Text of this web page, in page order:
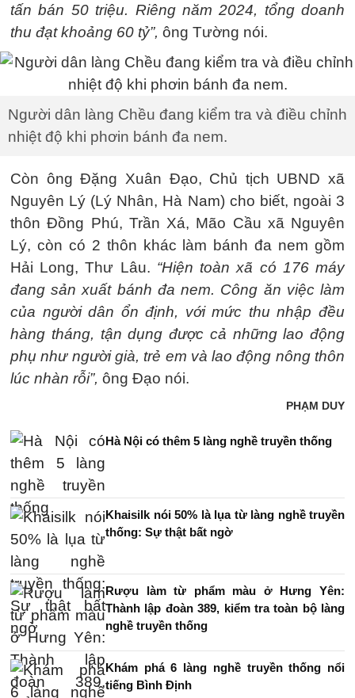
tấn bán 50 triệu. Riêng năm 2024, tổng doanh
thu đạt khoảng 60 tỷ”, ông Tường nói.
Người dân làng Chều đang kiểm tra và điều chỉnh
nhiệt độ khi phơin bánh đa nem.
Còn ông Đặng Xuân Đạo, Chủ tịch UBND xã
Nguyên Lý (Lý Nhân, Hà Nam) cho biết, ngoài 3
thôn Đồng Phú, Trần Xá, Mão Cầu xã Nguyên
Lý, còn có 2 thôn khác làm bánh đa nem gồm
Hải Long, Thư Lâu. “Hiện toàn xã có 176 máy
đang sản xuất bánh đa nem. Công ăn việc làm
của người dân ổn định, với mức thu nhập đều
hàng tháng, tận dụng được cả những lao động
phụ như người già, trẻ em và lao động nông thôn
lúc nhàn rỗi”, ông Đạo nói.
PHẠM DUY
Hà Nội có thêm 5 làng nghề truyền thống
Khaisilk nói 50% là lụa từ làng nghề truyền
thống: Sự thật bất ngờ
Rượu làm từ phẩm màu ở Hưng Yên:
Thành lập đoàn 389, kiểm tra toàn bộ làng
nghề truyền thống
Khám phá 6 làng nghề truyền thống nổi
tiếng Bình Định